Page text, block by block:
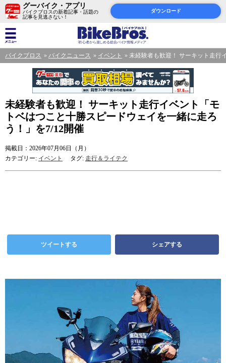
グーバイク・アプリ
バイクブロスの新着記事・話題の
記事を見逃さない！
ダウンロード
バイクブロス バイクニュース イベント 未経験者も歓迎！ サーキット走行
未経験者も歓迎！ サーキット走行イベント「モ
トベはつこと十勝スピードウェイを一緒に走ろ
う！」を7/12開催
掲載日：2026年07月06日（月）
カテゴリー: イベント タグ: 走行＆ライテク
ツイートする シェアする